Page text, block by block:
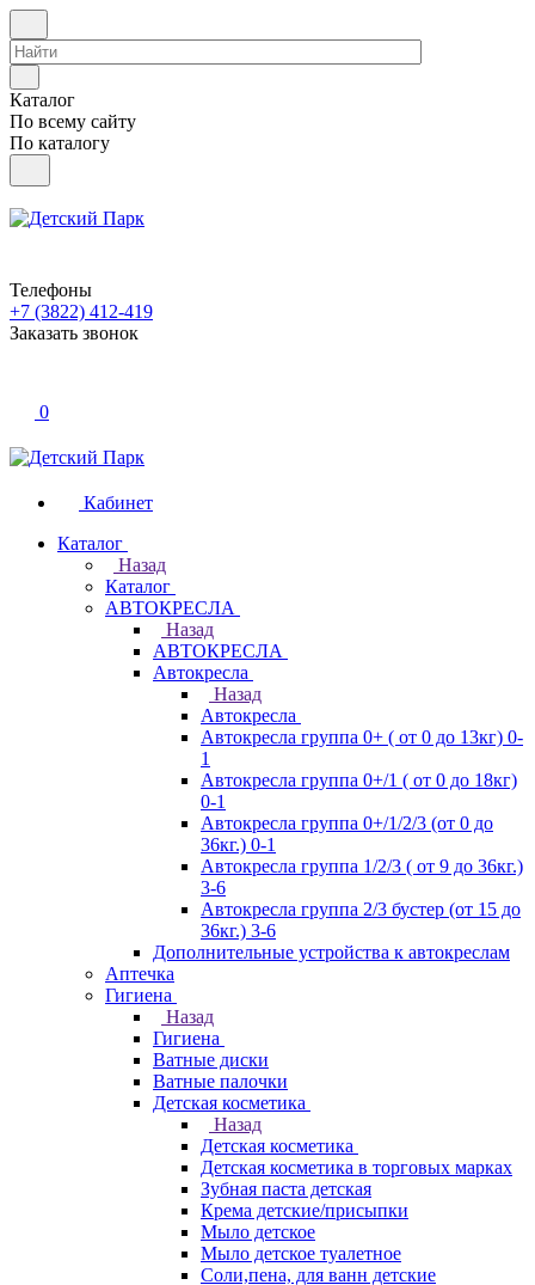
Каталог
По всему сайту
По каталогу
Телефоны
+7 (3822) 412-419
Заказать звонок
0
Кабинет
Каталог
Назад
Каталог
АВТОКРЕСЛА
Назад
АВТОКРЕСЛА
Автокресла
Назад
Автокресла
Автокресла группа 0+ ( от 0 до 13кг) 0-
1
Автокресла группа 0+/1 ( от 0 до 18кг)
0-1
Автокресла группа 0+/1/2/3 (от 0 до
36кг.) 0-1
Автокресла группа 1/2/3 ( от 9 до 36кг.)
3-6
Автокресла группа 2/3 бустер (от 15 до
36кг.) 3-6
Дополнительные устройства к автокреслам
Аптечка
Гигиена
Назад
Гигиена
Ватные диски
Ватные палочки
Детская косметика
Назад
Детская косметика
Детская косметика в торговых марках
Зубная паста детская
Крема детские/присыпки
Мыло детское
Мыло детское туалетное
Соли,пена, для ванн детские